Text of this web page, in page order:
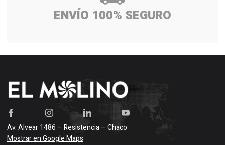
ENVÍO 100% SEGURO
Av. Alvear 1486 – Resistencia – Chaco
Mostrar en Google Maps